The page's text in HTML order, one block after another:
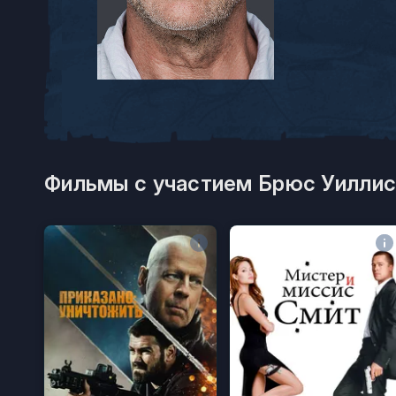
Фильмы с участием Брюс